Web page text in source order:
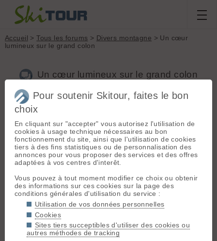
Accueil >Tous les forums > Divers montagne > Un cœur
lumineux sur le grand colon
Un cœur lumineux sur le grand colon
Aller à la page :
Nouveau sujet
Voir tous les sujets Chercher Archives
B
bens[811posts] - Le 14/11/2020 15:42
Bravo aux manifestants délinquants 😄
Nord : manif de gilets jaunes autorisée aujourd'hui à Lille, (un
défilé de rue "avec distanciation", c'est cela oui...)
Ils vont bien nous péter deux trois vitrines pour soutenir les
commerçants fermés j'imagine. Et puis une manif
potentiellement violente, c'est bien moins dangereux que
d'aller se promener seul dans le bois, si il y a de la castagne
et des hospitalisations ça sera la faute à pas de chance.
Pour soutenir Skitour, faites le bon
choix
En cliquant sur "accepter" vous autorisez l'utilisation de
cookies à usage technique nécessaires au bon
fonctionnement du site, ainsi que l'utilisation de cookies
tiers à des fins statistiques ou de personnalisation des
annonces pour vous proposer des services et des offres
adaptées à vos centres d'interêt.
Vous pouvez à tout moment modifier ce choix ou obtenir
des informations sur ces cookies sur la page des
conditions générales d'utilisation du service :
Utilisation de vos données personnelles
Cookies
Sites tiers succeptibles d'utiliser des cookies ou
autres méthodes de tracking